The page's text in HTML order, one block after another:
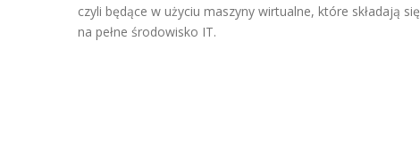
czyli będące w użyciu maszyny wirtualne, które składają się
na pełne środowisko IT.